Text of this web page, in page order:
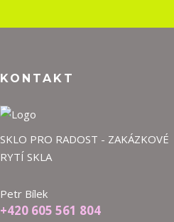
KONTAKT
SKLO PRO RADOST - ZAKÁZKOVÉ
RYTÍ SKLA
Petr Bílek
+420 605 561 804